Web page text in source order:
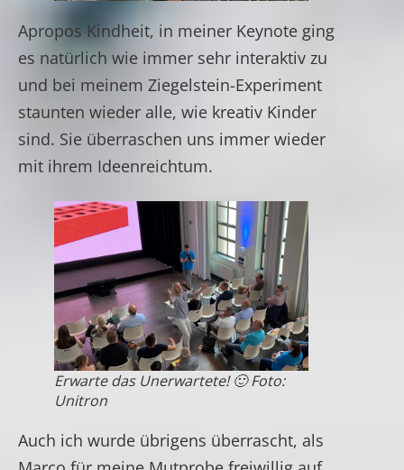
Apropos Kindheit, in meiner Keynote ging
es natürlich wie immer sehr interaktiv zu
und bei meinem Ziegelstein-Experiment
staunten wieder alle, wie kreativ Kinder
sind. Sie überraschen uns immer wieder
mit ihrem Ideenreichtum.
Erwarte das Unerwartete! 🙂 Foto:
Unitron
Auch ich wurde übrigens überrascht, als